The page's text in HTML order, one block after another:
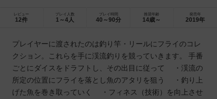
レビュー
12件
プレイ人数
1～4人
プレイ時間
40～90分
推奨年齢
14歳～
発売年
2019年
プレイヤーに渡されたのは釣り竿・リールにフライのコレ
クション。これらを手に渓流釣りを競っていきます。 手番
ごとにダイスをドラフトし、その出目に従って ・渓流の
所定の位置にフライを落とし魚のアタリを狙う ・釣り上
げた魚を巻き取っていく ・フィネス（技術）を向上させ